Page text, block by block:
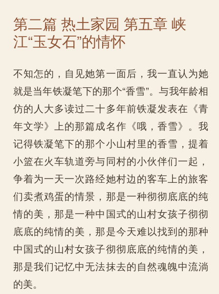
第二篇 热土家园 第五章 峡
江“玉女石”的情怀
不知怎的，自见她第一面后，我一直认为她
就是当年铁凝笔下的那个“香雪”。与我年龄相
仿的人大多读过二十多年前铁凝发表在《青
年文学》上的那篇成名作《哦，香雪》。我
记得铁凝笔下的那个小山村里的香雪，提着
小篮在火车轨道旁与同村的小伙伴们一起，
争着为一天一次路经她村边的客车上的旅客
们卖煮鸡蛋的情景，那是一种彻彻底底的纯
情的美，那是一种中国式的山村女孩子彻彻
底底的纯情的美，那是今天难以找到的那种
中国式的山村女孩子彻彻底底的纯情的美，
那是我们记忆中无法抹去的自然魂魄中流淌
的美。